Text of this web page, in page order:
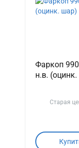
Фаркоп
н.в.
Старая